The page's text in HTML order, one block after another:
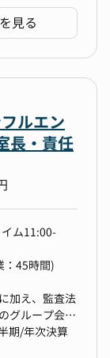
ア探求など、
能性がありま
で新たに生
のミドル部門
第で検討可能
きます。
を積極的に推
”をリード
ーム企業では
化を全社で
格化していき
け橋となって
化・有効化を
主体的に検討
に応じた少し
でおります。
す。令和2年
」にも選定さ
ワークが普及
法人で勤務経
富な税理士も
組織を拡張し
る業務を横断
ど、マネジメ
を期待してい
見る
ルエン
長・責任
ム11:00-
：45時間)
加え、監査法
グループ会計
通常業務を行
に携わり実務
期/年次決算